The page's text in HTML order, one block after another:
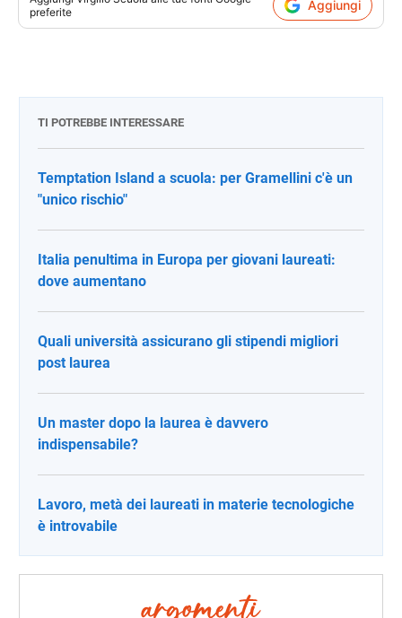
preferite
Aggiungi
TI POTREBBE INTERESSARE
Temptation Island a scuola: per Gramellini c'è un
"unico rischio"
Italia penultima in Europa per giovani laureati:
dove aumentano
Quali università assicurano gli stipendi migliori
post laurea
Un master dopo la laurea è davvero
indispensabile?
Lavoro, metà dei laureati in materie tecnologiche
è introvabile